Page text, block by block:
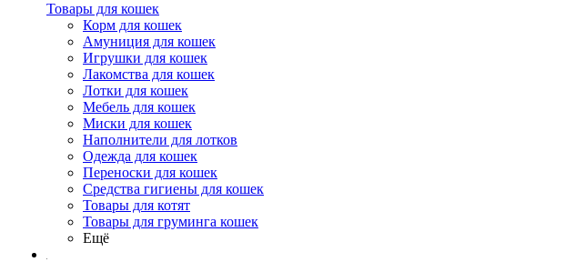
Товары для кошек
Корм для кошек
Амуниция для кошек
Игрушки для кошек
Лакомства для кошек
Лотки для кошек
Мебель для кошек
Миски для кошек
Наполнители для лотков
Одежда для кошек
Переноски для кошек
Средства гигиены для кошек
Товары для котят
Товары для груминга кошек
Ещё